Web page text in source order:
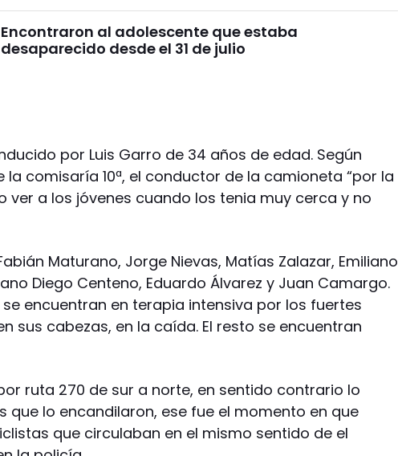
Encontraron al adolescente que estaba
desaparecido desde el 31 de julio
por Luis Garro de 34 años de edad. Según
comisaría 10ª, el conductor de la camioneta “por la
ver a los jóvenes cuando los tenia muy cerca y no
Maturano, Jorge Nievas, Matías Zalazar, Emiliano
Diego Centeno, Eduardo Álvarez y Juan Camargo.
encuentran en terapia intensiva por los fuertes
sus cabezas, en la caída. El resto se encuentran
ruta 270 de sur a norte, en sentido contrario lo
que lo encandilaron, ese fue el momento en que
que circulaban en el mismo sentido de el